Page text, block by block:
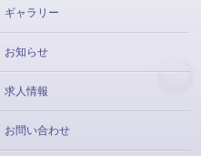
ギャラリー
お知らせ
求人情報
お問い合わせ